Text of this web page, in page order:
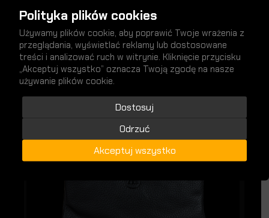
SPRAWDŹ nowości
NOWY
Polityka plików cookies
Używamy plików cookie, aby poprawić Twoje wrażenia z
przeglądania, wyświetlać reklamy lub dostosowane
treści i analizować ruch w witrynie. Kliknięcie przycisku
„Akceptuj wszystko” oznacza Twoją zgodę na nasze
używanie plików cookie.
Dostosuj
Odrzuć
Akceptuj wszystko